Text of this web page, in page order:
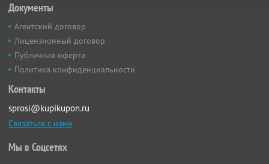
Документы
Агентский договор
Лицензионный договор
Публичная оферта
Политика конфиденциальности
Контакты
sprosi@kupikupon.ru
Связаться с нами
Мы в Соцсетях